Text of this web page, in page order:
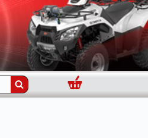
Panier